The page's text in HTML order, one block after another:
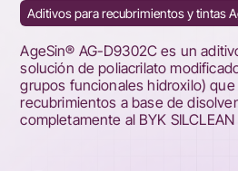
Aditivos para recubrimientos y tintas
AgeSin® AG-D9302C es un
solución de poliacrilato
grupos funcionales hidroxilo)
recubrimientos a base de
completamente al BYK